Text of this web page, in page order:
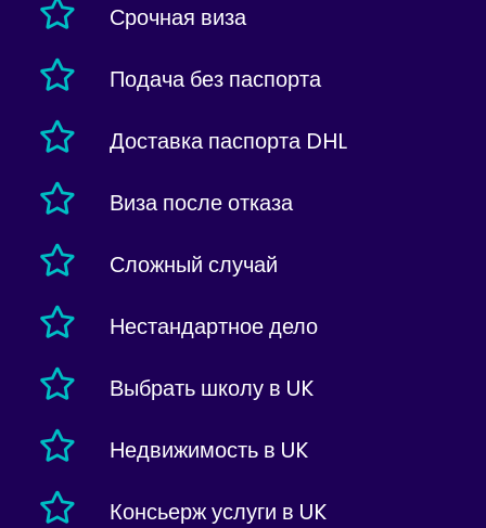
Срочная виза
Подача без паспорта
Доставка паспорта DHL
Виза после отказа
Сложный случай
Нестандартное дело
Выбрать школу в UK
Недвижимость в UK
Консьерж услуги в UK